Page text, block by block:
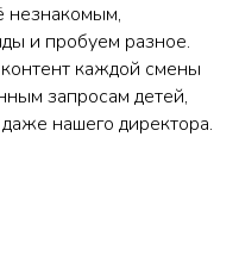
и пробуем разное.
каждой смены
запросам детей,
нашего директора.